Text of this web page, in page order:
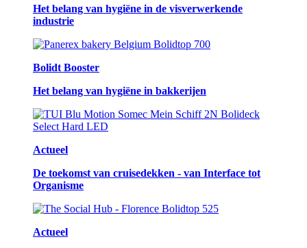
Het belang van hygiëne in de visverwerkende
industrie
Bolidt Booster
Het belang van hygiëne in bakkerijen
Actueel
De toekomst van cruisedekken - van Interface tot
Organisme
Actueel